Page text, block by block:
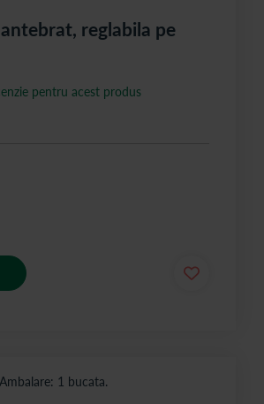
1 bucata.
reglabila pe
pentru acest produs